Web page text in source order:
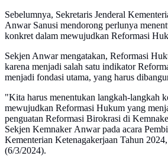
Sebelumnya, Sekretaris Jenderal
Anwar Sanusi mendorong perlunya
konkret dalam mewujudkan Reformasi
Sekjen Anwar mengatakan, Reformasi
karena menjadi salah satu indikator
menjadi fondasi utama, yang harus
"Kita harus menentukan langkah-langkah
mewujudkan Reformasi Hukum yang
penguatan Reformasi Birokrasi di
Sekjen Kemnaker Anwar pada acara
Kementerian Ketenagakerjaan Tahun
(6/3/2024).